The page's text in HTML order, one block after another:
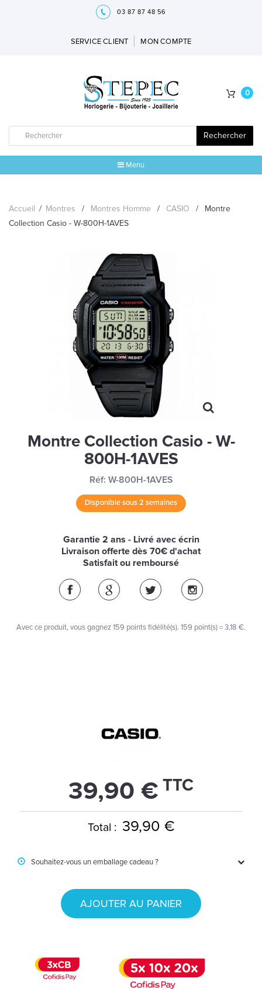
03 87 87 48 56
SERVICE CLIENT MON COMPTE
Rechercher
0
Menu
MARQUES
MONTRES
LES GEORGETTES
SWAROVSKI
BONNES AFFAIRES
CARTES CADEAUX
IDÉE CADEAUX
QUI SOMMES NOUS
Accueil / Montres / Montres Homme / CASIO /
Montre
Collection Casio - W-800H-1AVES
Montre Collection Casio - W-
800H-1AVES
Réf: W-800H-1AVES
Disponible sous 2 semaines
Garantie 2 ans - Livré avec écrin
Livraison offerte dès 70€ d'achat
Satisfait ou remboursé
Avec ce produit, vous gagnez159 points fidélité(s). 159 point(s) =3,18 €.
39,90 € TTC
Total : 39,90 €
Souhaitez-vous un emballage cadeau ?
AJOUTER AU PANIER